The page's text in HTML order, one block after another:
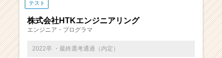
ベ
ン
チ
テスト
株式会社HTKエンジニアリング
エンジニア・プログラマ
2022卒 ・最終選考通過（内定）